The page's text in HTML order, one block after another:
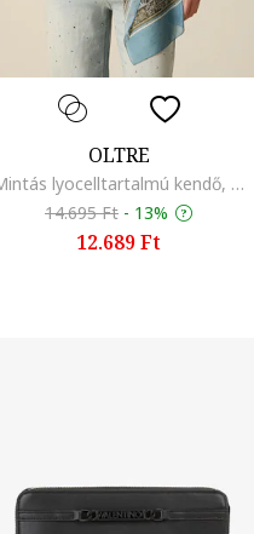
OLTRE
Mintás lyocelltartalmú kendő, Púderkék/Világosbarna
14.695 Ft - 13%
12.689 Ft